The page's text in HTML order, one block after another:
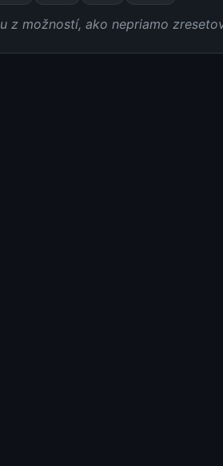
z možností, ako nepriamo